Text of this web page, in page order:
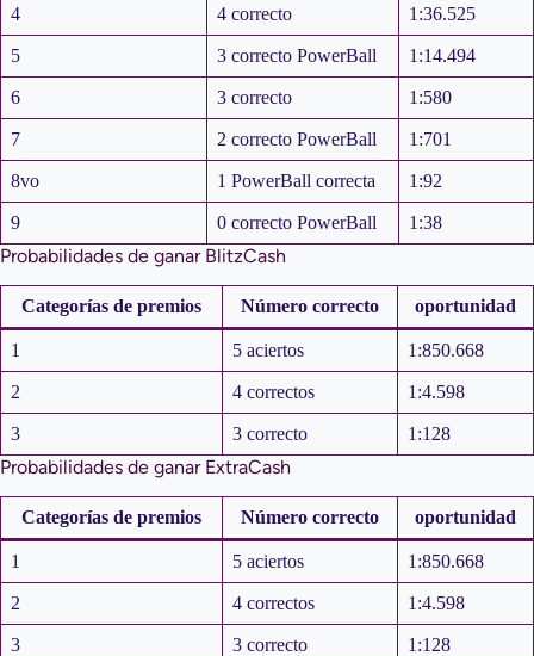
4 4 correcto 1:36.525
5 3 correcto PowerBall 1:14.494
6 3 correcto 1:580
7 2 correcto PowerBall 1:701
8vo 1 PowerBall correcta 1:92
9 0 correcto PowerBall 1:38
Probabilidades de ganar BlitzCash
Categorías de premios Número correcto oportunidad
1 5 aciertos 1:850.668
2 4 correctos 1:4.598
3 3 correcto 1:128
Probabilidades de ganar ExtraCash
Categorías de premios Número correcto oportunidad
1 5 aciertos 1:850.668
2 4 correctos 1:4.598
3 3 correcto 1:128